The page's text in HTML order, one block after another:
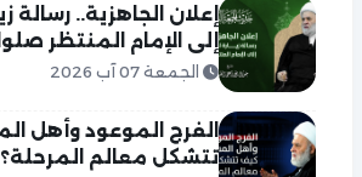
إعلان الجاهزية.. رسالة
إلى الإمام المنتظر
الجمعة 07 آب 2026
الفرج الموعود وأهل
تتشكل معالم المرحلة؟